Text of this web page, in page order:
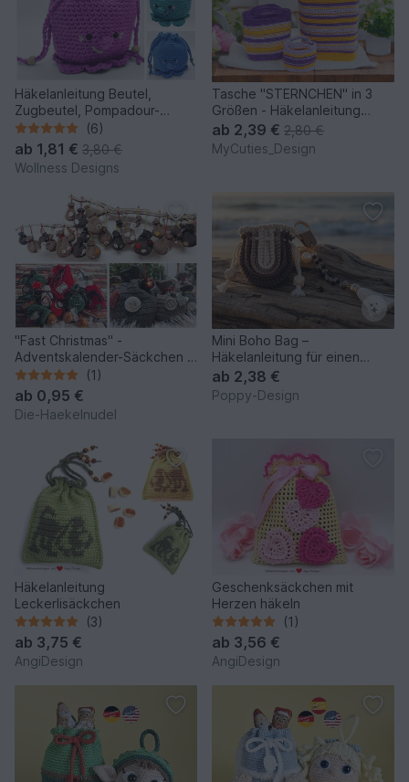
Häkelanleitung Beutel,
Zugbeutel, Pompadour-
Beutel Octopouch
(6)
ab 1,81 € 3,80 €
Wollness Designs
Tasche "STERNCHEN" in 3
Größen - Häkelanleitung
Buchtasche
ab 2,39 € 2,80 €
MyCuties_Design
"Fast Christmas" -
Adventskalender-Säckchen in
vier Größen (1)
ab 0,95 €
Die-Haekelnudel
Mini Boho Bag –
Häkelanleitung für einen
stylischen Schlüsselanhänger
ab 2,38 €
Poppy-Design
Häkelanleitung
Leckerlisäckchen
(3)
ab 3,75 €
AngiDesign
Geschenksäckchen mit
Herzen häkeln
(1)
ab 3,56 €
AngiDesign